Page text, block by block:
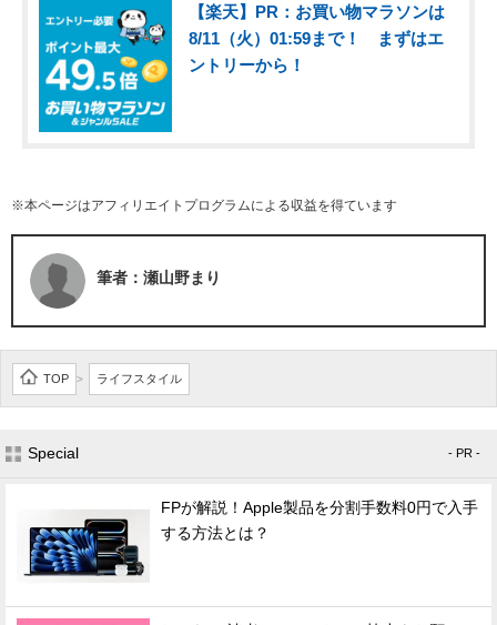
【楽天】PR：お買い物マラソンは
8/11（火）01:59まで！ まずはエ
ントリーから！
※本ページはアフィリエイトプログラムによる収益を得ています
筆者：瀬山野まり
TOP > ライフスタイル
Special - PR -
FPが解説！Apple製品を分割手数料0円で入手
する方法とは？